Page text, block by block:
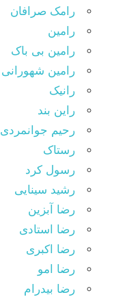
رامک صرافان
رامین
رامین بی باک
رامین شهورانی
رانیک
راین بند
رحیم جوانمردی
رستاک
رسول کرد
رشید سینایی
رضا آبزین
رضا استادی
رضا اکبری
رضا امو
رضا بیدرام